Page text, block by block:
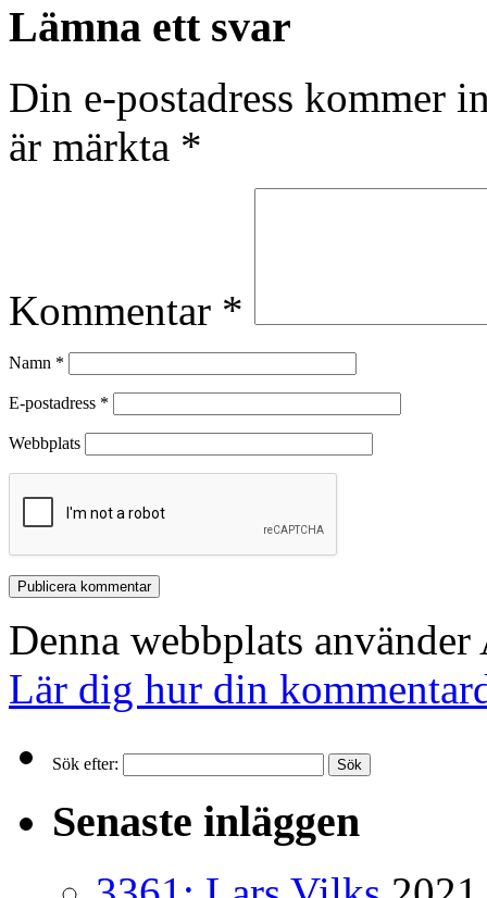
Lämna ett svar
Din e-postadress kommer
är märkta *
Kommentar *
Namn *
E-postadress *
Webbplats
Denna webbplats
Lär dig hur din
Sök efter:
Senaste inläggen